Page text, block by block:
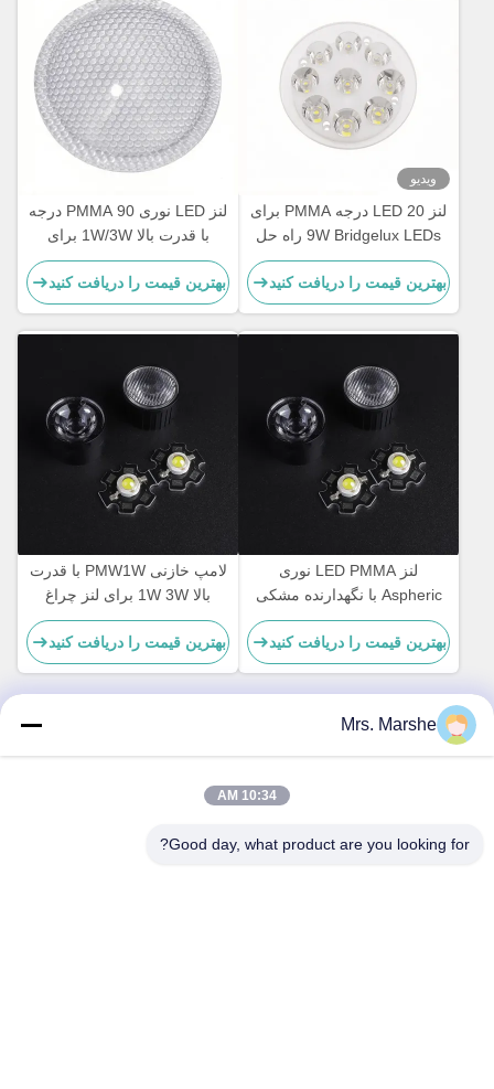
ویدیو
لنز LED 20 درجه PMMA برای
9W Bridgelux LEDs راه حل
نوری برای تونل، لهجه و
روشنایی معماری
بهترین قیمت را دریافت کنید
لنز LED نوری PMMA 90 درجه
با قدرت بالا 1W/3W برای
تراشه های LED پرقدرت
ادیسون و SSC
بهترین قیمت را دریافت کنید
لنز LED PMMA نوری
Aspheric با نگهدارنده مشکی
برای نور نقطه ای LED | زاویه
پرتو 60 درجه
بهترین قیمت را دریافت کنید
لامپ خازنی PMW1W با قدرت
بالا 1W 3W برای لنز چراغ
خازنی
بهترین قیمت را دریافت کنید
Room7E، بلوک A، ساختمان Binfen Shiji، Longxiang Road،
Mrs. Marshe
10:34 AM
Good day, what product are you looking for?